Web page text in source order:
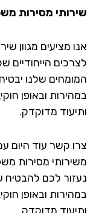
מסירות
מציעים מגוון
הייחודיים של
שלנו יבטיח
ובאופן חוקי,
מדוקדק.
קשר עוד היום עם
מסירות משפטיות
לכם להבטיח
ובאופן חוקי,
מדוקדק.